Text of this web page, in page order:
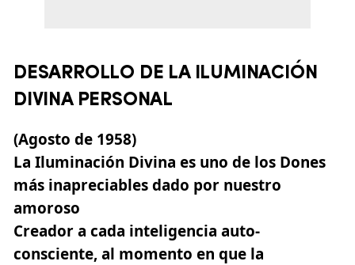
DESARROLLO DE LA ILUMINACIÓN
DIVINA PERSONAL
(Agosto de 1958)
La Iluminación Divina es uno de los Dones
más inapreciables dado por nuestro
amoroso
Creador a cada inteligencia auto-
consciente, al momento en que la